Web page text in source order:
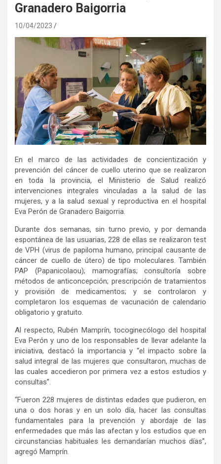
Granadero Baigorria
10/04/2023
En el marco de las actividades de concientización y
prevención del cáncer de cuello uterino que se realizaron
en toda la provincia, el Ministerio de Salud realizó
intervenciones integrales vinculadas a la salud de las
mujeres, y a la salud sexual y reproductiva en el hospital
Eva Perón de Granadero Baigorria.
Durante dos semanas, sin turno previo, y por demanda
espontánea de las usuarias, 228 de ellas se realizaron test
de VPH (virus de papiloma humano, principal causante de
cáncer de cuello de útero) de tipo moleculares. También
PAP (Papanicolaou); mamografías; consultoría sobre
métodos de anticoncepción; prescripción de tratamientos
y provisión de medicamentos; y se controlaron y
completaron los esquemas de vacunación de calendario
obligatorio y gratuito.
Al respecto, Rubén Mamprín, tocoginecólogo del hospital
Eva Perón y uno de los responsables de llevar adelante la
iniciativa, destacó la importancia y “el impacto sobre la
salud integral de las mujeres que consultaron, muchas de
las cuales accedieron por primera vez a estos estudios y
consultas”.
“Fueron 228 mujeres de distintas edades que pudieron, en
una o dos horas y en un solo día, hacer las consultas
fundamentales para la prevención y abordaje de las
enfermedades que más las afectan y los estudios que en
circunstancias habituales les demandarían muchos días”,
agregó Mamprín.